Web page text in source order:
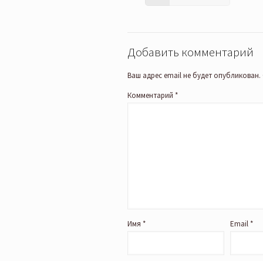
Добавить комментарий
Ваш адрес email не будет опубликован.
Комментарий *
Имя * Email *